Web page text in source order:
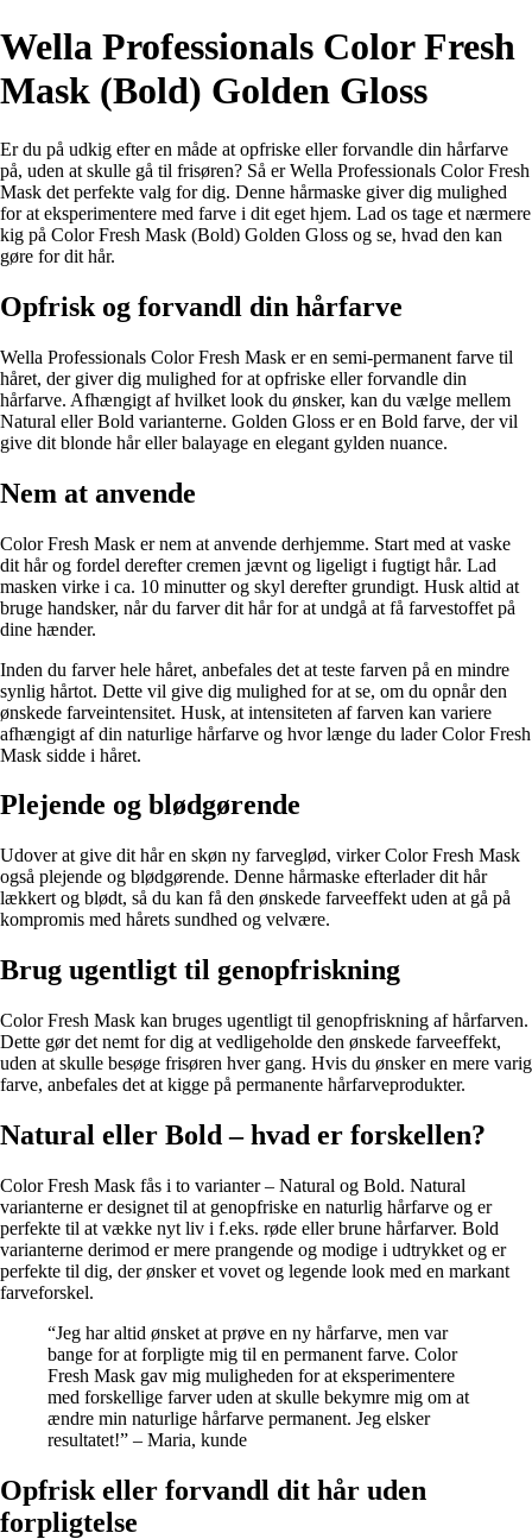
Wella Professionals Color Fresh
Mask (Bold) Golden Gloss
Er du på udkig efter en måde at opfriske eller forvandle din hårfarve
på, uden at skulle gå til frisøren? Så er Wella Professionals Color Fresh
Mask det perfekte valg for dig. Denne hårmaske giver dig mulighed
for at eksperimentere med farve i dit eget hjem. Lad os tage et nærmere
kig på Color Fresh Mask (Bold) Golden Gloss og se, hvad den kan
gøre for dit hår.
Opfrisk og forvandl din hårfarve
Wella Professionals Color Fresh Mask er en semi-permanent farve til
håret, der giver dig mulighed for at opfriske eller forvandle din
hårfarve. Afhængigt af hvilket look du ønsker, kan du vælge mellem
Natural eller Bold varianterne. Golden Gloss er en Bold farve, der vil
give dit blonde hår eller balayage en elegant gylden nuance.
Nem at anvende
Color Fresh Mask er nem at anvende derhjemme. Start med at vaske
dit hår og fordel derefter cremen jævnt og ligeligt i fugtigt hår. Lad
masken virke i ca. 10 minutter og skyl derefter grundigt. Husk altid at
bruge handsker, når du farver dit hår for at undgå at få farvestoffet på
dine hænder.
Inden du farver hele håret, anbefales det at teste farven på en mindre
synlig hårtot. Dette vil give dig mulighed for at se, om du opnår den
ønskede farveintensitet. Husk, at intensiteten af farven kan variere
afhængigt af din naturlige hårfarve og hvor længe du lader Color Fresh
Mask sidde i håret.
Plejende og blødgørende
Udover at give dit hår en skøn ny farveglød, virker Color Fresh Mask
også plejende og blødgørende. Denne hårmaske efterlader dit hår
lækkert og blødt, så du kan få den ønskede farveeffekt uden at gå på
kompromis med hårets sundhed og velvære.
Brug ugentligt til genopfriskning
Color Fresh Mask kan bruges ugentligt til genopfriskning af hårfarven.
Dette gør det nemt for dig at vedligeholde den ønskede farveeffekt,
uden at skulle besøge frisøren hver gang. Hvis du ønsker en mere varig
farve, anbefales det at kigge på permanente hårfarveprodukter.
Natural eller Bold – hvad er forskellen?
Color Fresh Mask fås i to varianter – Natural og Bold. Natural
varianterne er designet til at genopfriske en naturlig hårfarve og er
perfekte til at vække nyt liv i f.eks. røde eller brune hårfarver. Bold
varianterne derimod er mere prangende og modige i udtrykket og er
perfekte til dig, der ønsker et vovet og legende look med en markant
farveforskel.
“Jeg har altid ønsket at prøve en ny hårfarve, men var
bange for at forpligte mig til en permanent farve. Color
Fresh Mask gav mig muligheden for at eksperimentere
med forskellige farver uden at skulle bekymre mig om at
ændre min naturlige hårfarve permanent. Jeg elsker
resultatet!” – Maria, kunde
Opfrisk eller forvandl dit hår uden
forpligtelse